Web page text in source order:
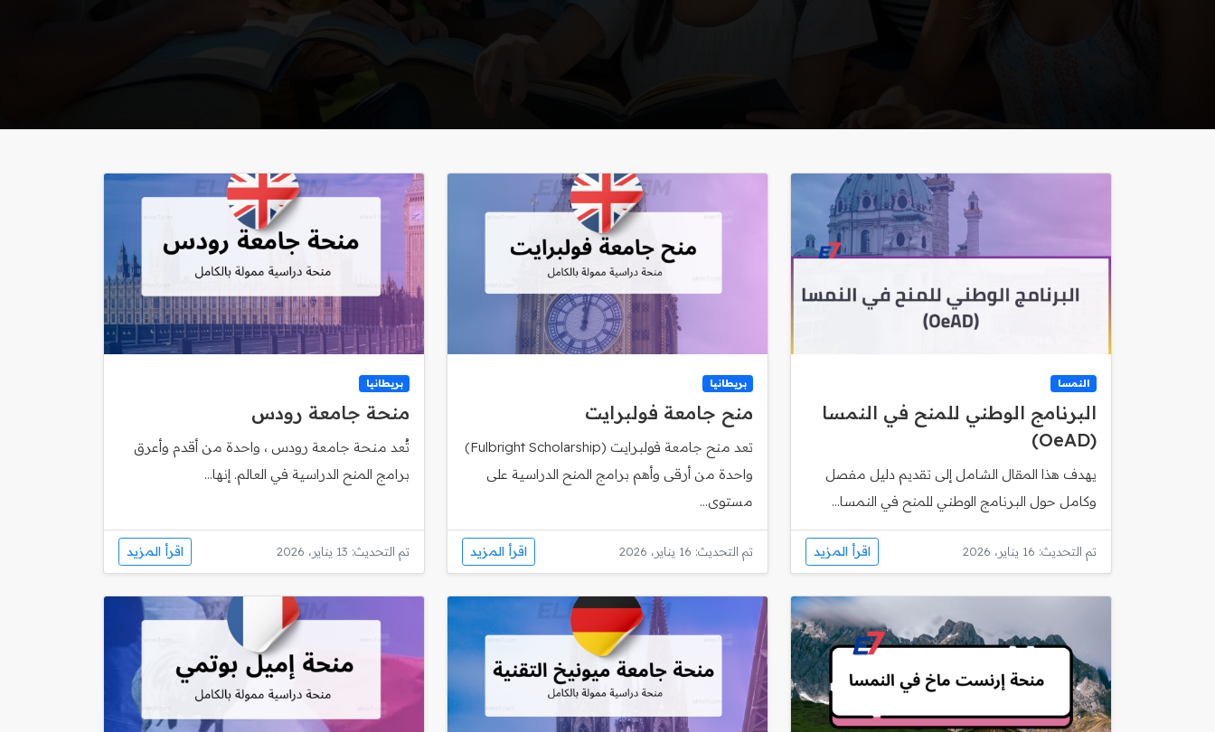
النمسا
البرنامج الوطني للمنح في النمسا
(OeAD)
يهدف هذا المقال الشامل إلى تقديم دليل مفصل
وكامل حول البرنامج الوطني للمنح في النمسا...
تم التحديث: 16 يناير، 2026 اقرأ المزيد
بريطانيا
منح جامعة فولبرايت
تعد منح جامعة فولبرايت (Fulbright Scholarship)
واحدة من أرقى وأهم برامج المنح الدراسية على
مستوى...
تم التحديث: 16 يناير، 2026 اقرأ المزيد
بريطانيا
منحة جامعة رودس
تُعد منحة جامعة رودس ، واحدة من أقدم وأعرق
برامج المنح الدراسية في العالم. إنها...
تم التحديث: 13 يناير، 2026 اقرأ المزيد